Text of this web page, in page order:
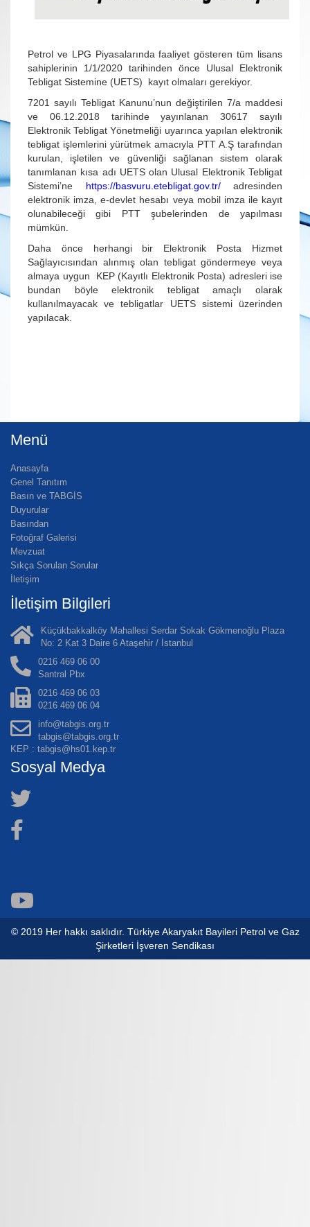
Petrol ve LPG Piyasalarında faaliyet gösteren tüm lisans
sahiplerinin 1/1/2020 tarihinden önce Ulusal Elektronik
Tebligat Sistemine (UETS) kayıt olmaları gerekiyor.
7201 sayılı Tebligat Kanunu’nun değiştirilen 7/a maddesi
ve 06.12.2018 tarihinde yayınlanan 30617 sayılı
Elektronik Tebligat Yönetmeliği uyarınca yapılan elektronik
tebligat işlemlerini yürütmek amacıyla PTT A.Ş tarafından
kurulan, işletilen ve güvenliği sağlanan sistem olarak
tanımlanan kısa adı UETS olan Ulusal Elektronik Tebligat
Sistemi’ne https://basvuru.etebligat.gov.tr/adresinden
elektronik imza, e-devlet hesabı veya mobil imza ile kayıt
olunabileceği gibi PTT şubelerinden de yapılması
mümkün.
Daha önce herhangi bir Elektronik Posta Hizmet
Sağlayıcısından alınmış olan tebligat göndermeye veya
almaya uygun KEP (Kayıtlı Elektronik Posta) adresleri ise
bundan böyle elektronik tebligat amaçlı olarak
kullanılmayacak ve tebligatlar UETS sistemi üzerinden
yapılacak.
Menü
Anasayfa
Genel Tanıtım
Basın ve TABGİS
Duyurular
Basından
Fotoğraf Galerisi
Mevzuat
Sıkça Sorulan Sorular
İletişim
İletişim Bilgileri
Küçükbakkalköy Mahallesi Serdar Sokak Gökmenoğlu Plaza
No: 2 Kat 3 Daire 6 Ataşehir / İstanbul
0216 469 06 00
Santral Pbx
0216 469 06 03
0216 469 06 04
info@tabgis.org.tr
tabgis@tabgis.org.tr
KEP : tabgis@hs01.kep.tr
Sosyal Medya
© 2019 Her hakkı saklıdır. Türkiye Akaryakıt Bayileri Petrol ve Gaz
Şirketleri İşveren Sendikası